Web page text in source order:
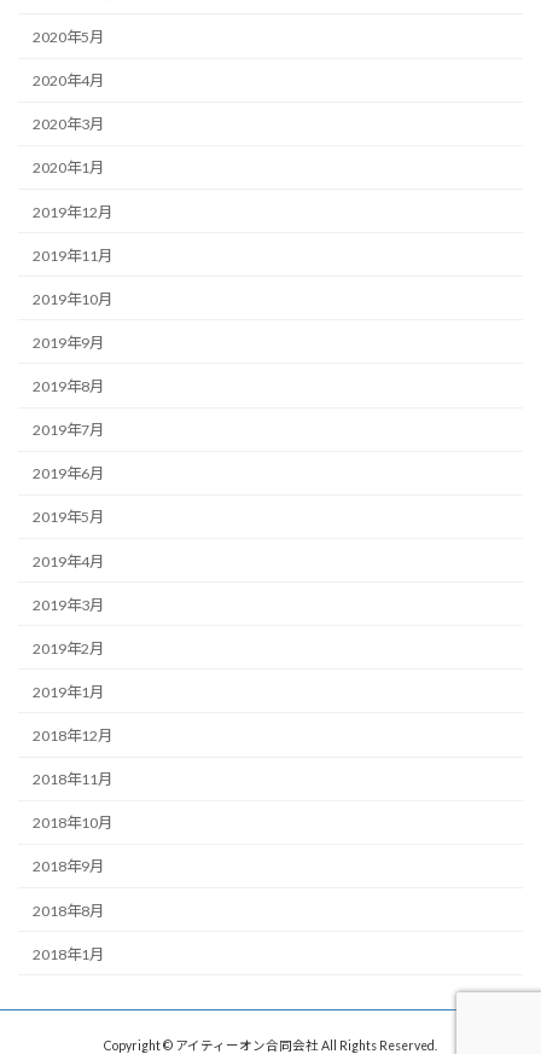
2020年5月
2020年4月
2020年3月
2020年1月
2019年12月
2019年11月
2019年10月
2019年9月
2019年8月
2019年7月
2019年6月
2019年5月
2019年4月
2019年3月
2019年2月
2019年1月
2018年12月
2018年11月
2018年10月
2018年9月
2018年8月
2018年1月
Copyright © アイティーオン合同会社 All Rights Reserved.